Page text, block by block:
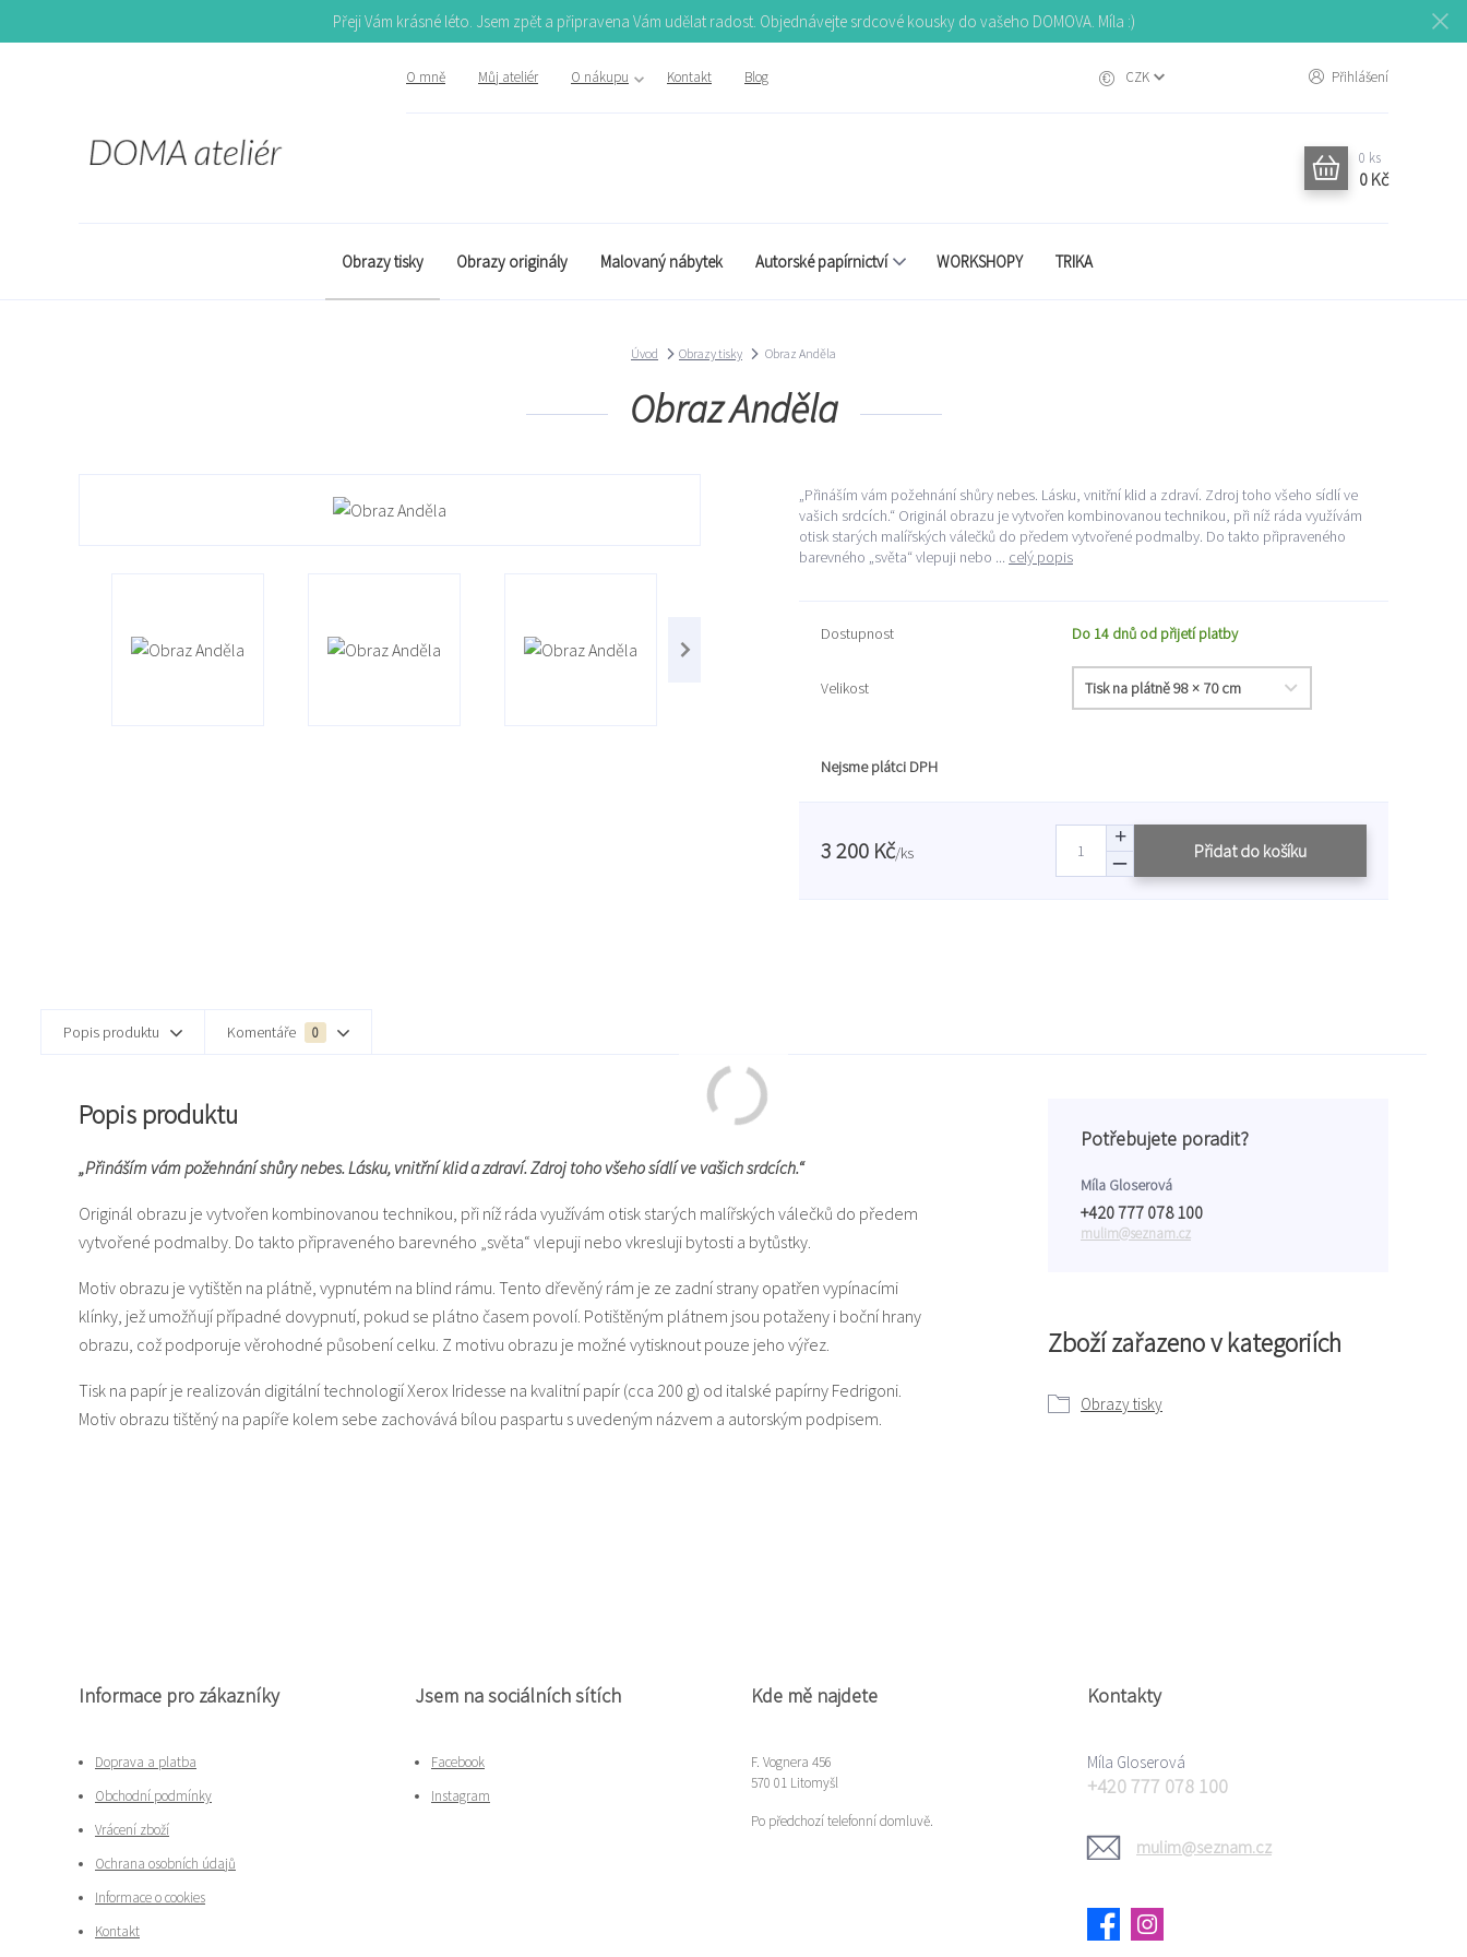
Přeji Vám krásné léto. Jsem zpět a připravena Vám udělat radost. Objednávejte srdcové kousky do vašeho DOMOVA. Míla :)
O mně Můj ateliér O nákupu Kontakt Blog CZK Přihlášení
0 ks
0 Kč
Obrazy tisky Obrazy originály Malovaný nábytek Autorské papírnictví WORKSHOPY TRIKA
Úvod Obrazy tisky Obraz Anděla
Obraz Anděla
„Přináším vám požehnání shůry nebes. Lásku, vnitřní klid a zdraví. Zdroj toho všeho sídlí ve
vašich srdcích.“ Originál obrazu je vytvořen kombinovanou technikou, při níž ráda využívám
otisk starých malířských válečků do předem vytvořené podmalby. Do takto připraveného
barevného „světa“ vlepuji nebo ... celý popis
Dostupnost Do 14 dnů od přijetí platby
Velikost
Nejsme plátci DPH
3 200 Kč/ks Přidat do košíku
Popis produktu Komentáře 0
Popis produktu
„Přináším vám požehnání shůry nebes. Lásku, vnitřní klid a zdraví. Zdroj toho všeho sídlí ve vašich srdcích.“
Originál obrazu je vytvořen kombinovanou technikou, při níž ráda využívám otisk starých malířských válečků do předem
vytvořené podmalby. Do takto připraveného barevného „světa“ vlepuji nebo vkresluji bytosti a bytůstky.
Motiv obrazu je vytištěn na plátně, vypnutém na blind rámu. Tento dřevěný rám je ze zadní strany opatřen vypínacími
klínky, jež umožňují případné dovypnutí, pokud se plátno časem povolí. Potištěným plátnem jsou potaženy i boční hrany
obrazu, což podporuje věrohodné působení celku. Z motivu obrazu je možné vytisknout pouze jeho výřez.
Tisk na papír je realizován digitální technologií Xerox Iridesse na kvalitní papír (cca 200 g) od italské papírny Fedrigoni.
Motiv obrazu tištěný na papíře kolem sebe zachovává bílou paspartu s uvedeným názvem a autorským podpisem.
Zboží zařazeno v kategoriích
Obrazy tisky
Potřebujete poradit?
Míla Gloserová
+420 777 078 100
mulim@seznam.cz
Informace pro zákazníky
Doprava a platba
Obchodní podmínky
Vrácení zboží
Ochrana osobních údajů
Informace o cookies
Kontakt
Jsem na sociálních sítích
Facebook
Instagram
Kde mě najdete
F. Vognera 456
570 01 Litomyšl
Po předchozí telefonní domluvě.
Kontakty
Míla Gloserová
+420 777 078 100
mulim@seznam.cz